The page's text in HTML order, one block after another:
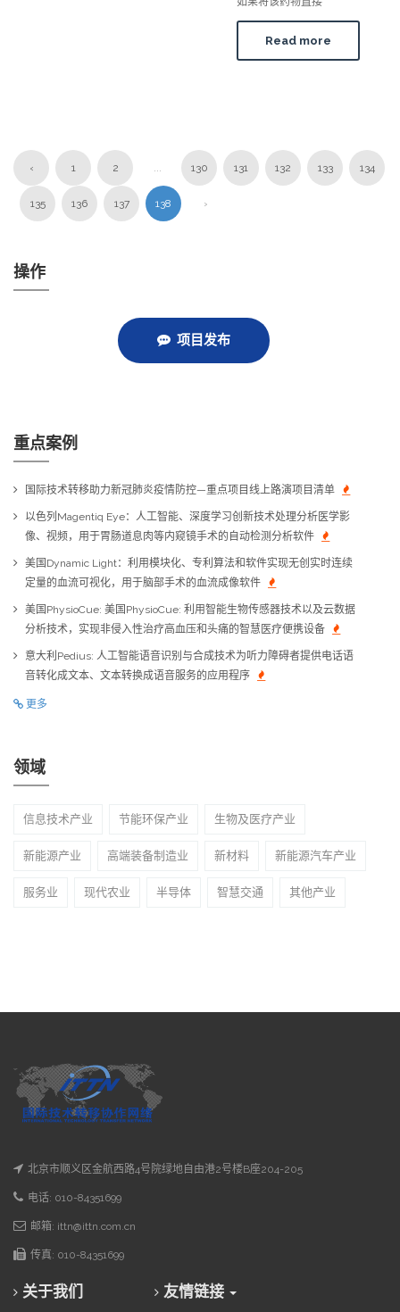
Read more
‹ 1 2 ... 130 131 132 133 134
135 136 137 138 ›
操作
项目发布
重点案例
国际技术转移助力新冠肺炎疫情防控—重点项目线上路演项目清单
以色列Magentiq Eye：人工智能、深度学习创新技术处理分析医学影
像、视频，用于胃肠道息肉等内窥镜手术的自动检测分析软件
美国Dynamic Light：利用模块化、专利算法和软件实现无创实时连续
定量的血流可视化，用于脑部手术的血流成像软件
美国PhysioCue: 美国PhysioCue: 利用智能生物传感器技术以及云数据
分析技术，实现非侵入性治疗高血压和头痛的智慧医疗便携设备
意大利Pedius: 人工智能语音识别与合成技术为听力障碍者提供电话语
音转化成文本、文本转换成语音服务的应用程序
更多
领域
信息技术产业 节能环保产业 生物及医疗产业
新能源产业 高端装备制造业 新材料 新能源汽车产业
服务业 现代农业 半导体 智慧交通 其他产业
北京市顺义区金航西路4号院绿地自由港2号楼B座204-205
电话: 010-84351699
邮箱: ittn@ittn.com.cn
传真: 010-84351699
关于我们 友情链接